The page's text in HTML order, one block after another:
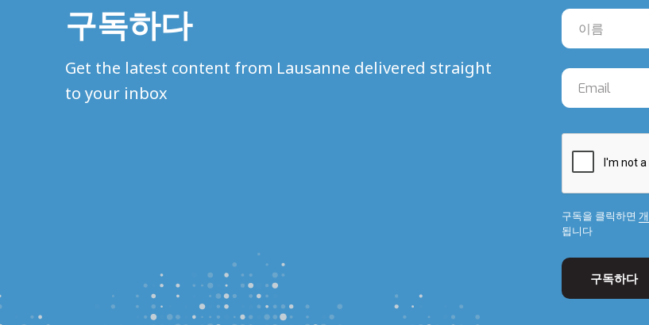
구독하다
Get the latest content from Lausanne delivered straight
to your inbox
구독을 클릭하면
됩니다